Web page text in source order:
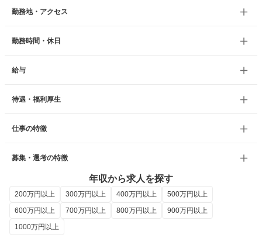
勤務地・アクセス
勤務時間・休日
給与
待遇・福利厚生
仕事の特徴
募集・選考の特徴
年収から求人を探す
200万円以上 300万円以上 400万円以上
500万円以上
600万円以上
700万円以上 800万円以上
900万円以上
1000万円以上